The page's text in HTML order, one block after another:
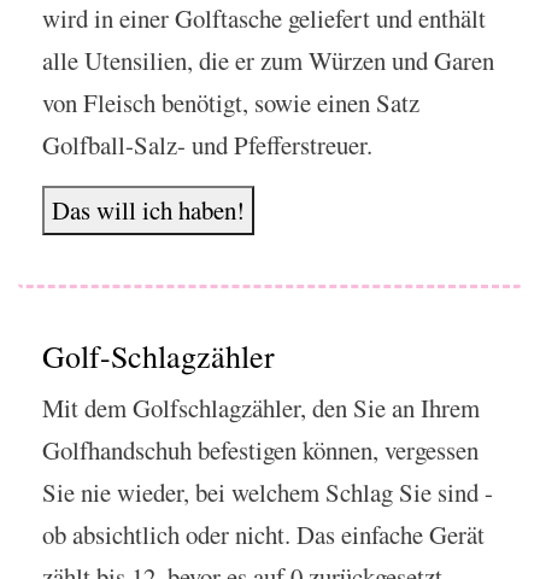
wird in einer Golftasche geliefert und enthält
alle Utensilien, die er zum Würzen und Garen
von Fleisch benötigt, sowie einen Satz
Golfball-Salz- und Pfefferstreuer.
Das will ich haben!
Golf-Schlagzähler
Mit dem Golfschlagzähler, den Sie an Ihrem
Golfhandschuh befestigen können, vergessen
Sie nie wieder, bei welchem Schlag Sie sind -
ob absichtlich oder nicht. Das einfache Gerät